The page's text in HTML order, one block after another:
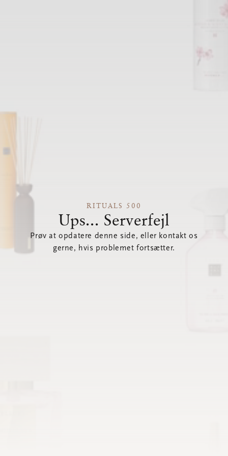
RITUALS 500
Ups... Serverfejl
Prøv at opdatere denne side, eller kontakt os
gerne, hvis problemet fortsætter.